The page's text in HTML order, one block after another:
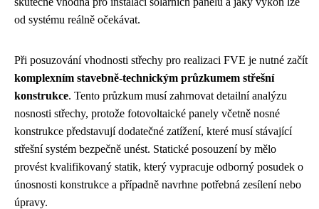
od systému reálně očekávat.
Při posuzování vhodnosti střechy pro realizaci FVE je nutné začít
komplexním stavebně-technickým průzkumem střešní
konstrukce. Tento průzkum musí zahrnovat detailní analýzu
nosnosti střechy, protože fotovoltaické panely včetně nosné
konstrukce představují dodatečné zatížení, které musí stávající
střešní systém bezpečně unést. Statické posouzení by mělo
provést kvalifikovaný statik, který vypracuje odborný posudek o
únosnosti konstrukce a případně navrhne potřebná zesílení nebo
úpravy.